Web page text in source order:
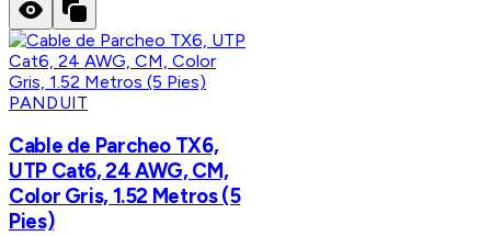
PANDUIT
Cable de Parcheo TX6,
UTP Cat6, 24 AWG, CM,
Color Gris, 1.52 Metros (5
Pies)